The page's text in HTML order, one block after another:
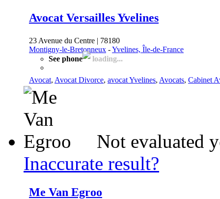
Avocat Versailles Yvelines
23 Avenue du Centre | 78180
Montigny-le-Bretonneux -Yvelines, Île-de-France
See phone
loading...
Avocat, Avocat Divorce, avocat Yvelines, Avocats, Cabinet
Not evaluated
Inaccurate result?
Me Van Egroo